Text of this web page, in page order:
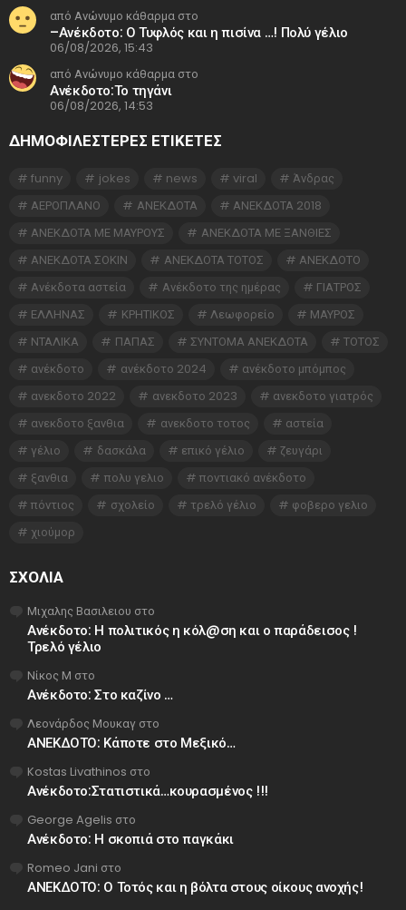
από Ανώνυμο κάθαρμα στο
–Ανέκδοτο: Ο Τυφλός και η πισίνα …! Πολύ γέλιο
06/08/2026, 15:43
από Ανώνυμο κάθαρμα στο
Ανέκδοτο:Το τηγάνι
06/08/2026, 14:53
ΔΗΜΟΦΙΛΕΣΤΕΡΕΣ ΕΤΙΚΈΤΕΣ
funny jokes news viral
Άνδρας
ΑΕΡΟΠΛΑΝΟ
ΑΝΕΚΔΟΤΑ
ΑΝΕΚΔΟΤΑ 2018
ΑΝΕΚΔΟΤΑ ΜΕ ΜΑΥΡΟΥΣ
ΑΝΕΚΔΟΤΑ ΜΕ ΞΑΝΘΙΕΣ
ΑΝΕΚΔΟΤΑ ΣΟΚΙΝ
ΑΝΕΚΔΟΤΑ ΤΟΤΟΣ
ΑΝΕΚΔΟΤΟ
Ανέκδοτα αστεία
Ανέκδοτο της ημέρας
ΓΙΑΤΡΟΣ
ΕΛΛΗΝΑΣ
ΚΡΗΤΙΚΟΣ Λεωφορείο
ΜΑΥΡΟΣ
ΝΤΑΛΙΚΑ
ΠΑΠΑΣ ΣΥΝΤΟΜΑ ΑΝΕΚΔΟΤΑ
ΤΟΤΟΣ
ανέκδοτο
ανέκδοτο 2024
ανέκδοτο μπόμπος
ανεκδοτο 2022
ανεκδοτο 2023
ανεκδοτο γιατρός
ανεκδοτο ξανθια
ανεκδοτο τοτος
αστεία
γέλιο
δασκάλα επικό γέλιο
ζευγάρι
ξανθια
πολυ γελιο
ποντιακό ανέκδοτο
πόντιος
σχολείο τρελό γέλιο
φοβερο γελιο
χιούμορ
ΣΧΌΛΙΑ
Μιχαλης Βασιλειου στο
Ανέκδοτο: Η πολιτικός η κόλ@ση και ο παράδεισος !
Τρελό γέλιο
Νίκος Μ στο
Ανέκδοτο: Στο καζίνο …
Λεονάρδος Μουκαγ στο
ΑΝΕΚΔΟΤΟ: Κάποτε στο Μεξικό…
Kostas Livathinos στο
Ανέκδοτο:Στατιστικά…κουρασμένος !!!
George Agelis στο
Ανέκδοτο: Η σκοπιά στο παγκάκι
Romeo Jani στο
ΑΝΕΚΔΟΤΟ: Ο Τοτός και η βόλτα στους οίκους ανοχής!